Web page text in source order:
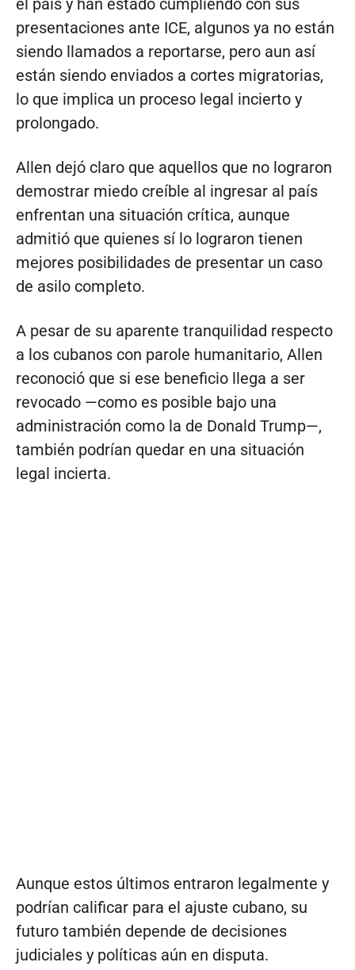
presentaciones ante ICE, algunos ya no están
siendo llamados a reportarse, pero aun así
están siendo enviados a cortes migratorias,
lo que implica un proceso legal incierto y
prolongado.
Allen dejó claro que aquellos que no lograron
demostrar miedo creíble al ingresar al país
enfrentan una situación crítica, aunque
admitió que quienes sí lo lograron tienen
mejores posibilidades de presentar un caso
de asilo completo.
A pesar de su aparente tranquilidad respecto
a los cubanos con parole humanitario, Allen
reconoció que si ese beneficio llega a ser
revocado —como es posible bajo una
administración como la de Donald Trump—,
también podrían quedar en una situación
legal incierta.
Aunque estos últimos entraron legalmente y
podrían calificar para el ajuste cubano, su
futuro también depende de decisiones
judiciales y políticas aún en disputa.